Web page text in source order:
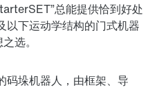
总能提供恰到好处
以下运动学结构的门式机器
选。